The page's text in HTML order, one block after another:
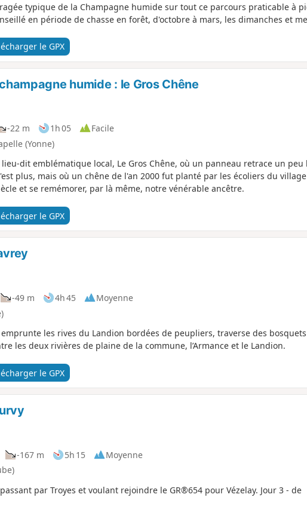
typique de la Champagne humide sur tout ce parcours praticable à
en période de chasse en forêt, d'octobre à mars, les dimanches et
le GPX
humide : le Gros Chêne
-22 m 1h 05
Facile
(Yonne)
dit emblématique local, Le Gros Chêne, où un panneau retrace un
plus, mais où un chêne de l'an 2000 fut planté par les écoliers du
et se remémorer, par là même, notre vénérable ancêtre.
le GPX
-49 m 4h 45
Moyenne
les rives du Landion bordées de peupliers, traverse des
les deux rivières de plaine de la commune, l’Armance et le Landion.
le GPX
-167 m 5h 15
Moyenne
par Troyes et voulant rejoindre le GR®654 pour Vézelay. Jour 3 - de